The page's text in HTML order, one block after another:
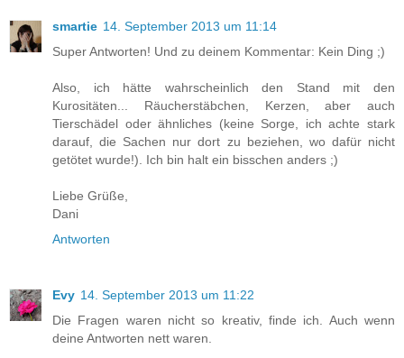
smartie 14. September 2013 um 11:14
Super Antworten! Und zu deinem Kommentar: Kein Ding ;)
Also, ich hätte wahrscheinlich den Stand mit den
Kurositäten... Räucherstäbchen, Kerzen, aber auch
Tierschädel oder ähnliches (keine Sorge, ich achte stark
darauf, die Sachen nur dort zu beziehen, wo dafür nicht
getötet wurde!). Ich bin halt ein bisschen anders ;)
Liebe Grüße,
Dani
Antworten
Evy 14. September 2013 um 11:22
Die Fragen waren nicht so kreativ, finde ich. Auch wenn
deine Antworten nett waren.